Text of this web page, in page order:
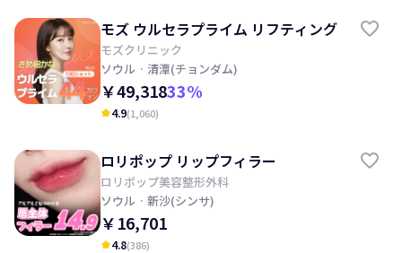
モズ ウルセラプライム リフティング
モズクリニック
ソウル · 清潭(チョンダム)
￥49,31833%
kid_star4.9(1,060)
ロリポップ リップフィラー
ロリポップ美容整形外科
ソウル · 新沙(シンサ)
￥16,701
kid_star4.8(386)